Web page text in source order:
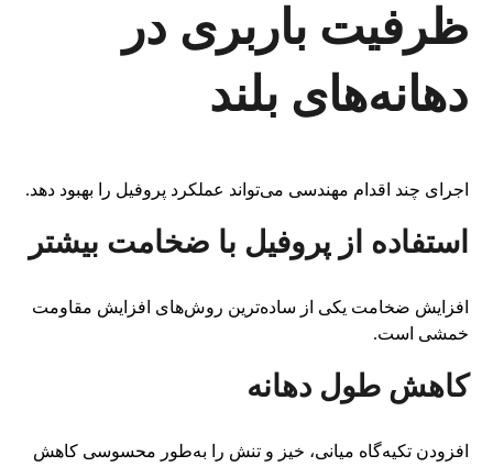
ظرفیت باربری در
دهانه‌های بلند
اجرای چند اقدام مهندسی می‌تواند عملکرد پروفیل را بهبود دهد.
استفاده از پروفیل با ضخامت بیشتر
افزایش ضخامت یکی از ساده‌ترین روش‌های افزایش مقاومت
خمشی است.
کاهش طول دهانه
افزودن تکیه‌گاه میانی، خیز و تنش را به‌طور محسوسی کاهش